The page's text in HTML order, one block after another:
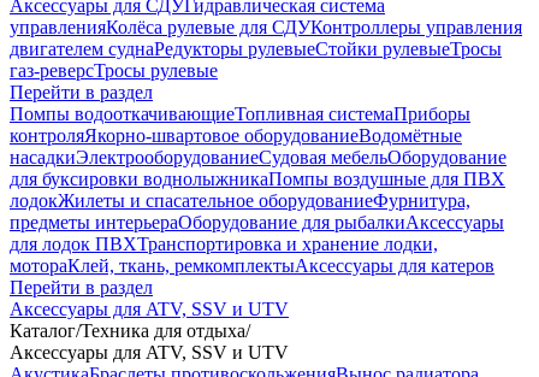
Аксессуары для СДУГидравлическая система
управленияКолёса рулевые для СДУКонтроллеры управления
двигателем суднаРедукторы рулевыеСтойки рулевыеТросы
газ-реверсТросы рулевые
Перейти в раздел
Помпы водооткачивающиеТопливная системаПриборы
контроляЯкорно-швартовое оборудованиеВодомётные
насадкиЭлектрооборудованиеСудовая мебельОборудование
для буксировки воднолыжникаПомпы воздушные для ПВХ
лодокЖилеты и спасательное оборудованиеФурнитура,
предметы интерьераОборудование для рыбалкиАксессуары
для лодок ПВХТранспортировка и хранение лодки,
мотораКлей, ткань, ремкомплектыАксессуары для катеров
Перейти в раздел
Аксессуары для ATV, SSV и UTV
Каталог/Техника для отдыха/
Аксессуары для ATV, SSV и UTV